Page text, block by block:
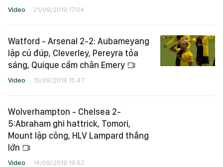
Video 21/09/2019 17:04
Watford - Arsenal 2-2: Aubameyang
lập cú đúp, Cleverley, Pereyra tỏa
sáng, Quique cầm chân Emery
Video 15/09/2019 15:47
Wolverhampton - Chelsea 2-
5:Abraham ghi hattrick, Tomori,
Mount lập công, HLV Lampard thắng
lớn
Video 14/09/2019 19:52